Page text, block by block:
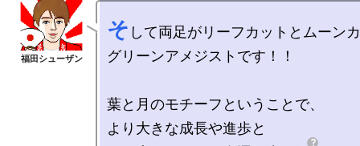
そ して両足がリーフカットとムーン
グリーンアメジストです！！
葉と月のモチーフということで、
より大きな成長や進歩と